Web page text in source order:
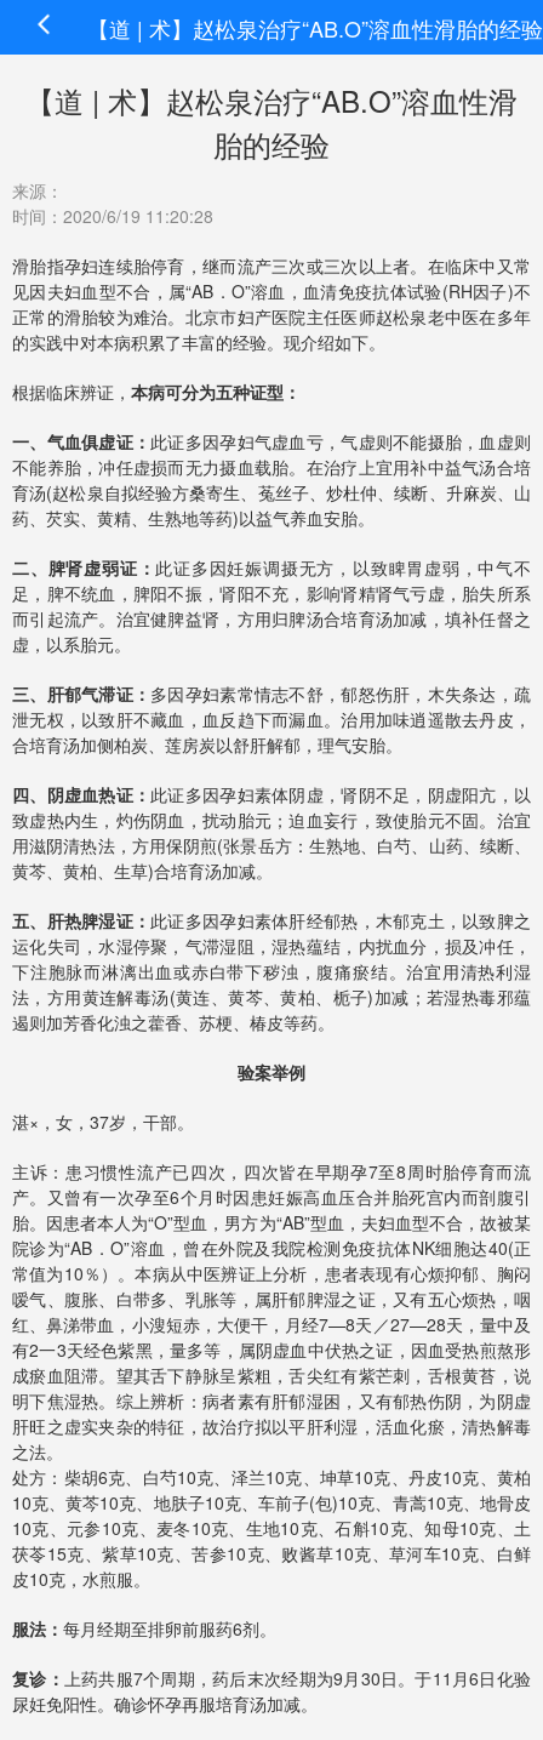
【道 | 术】赵松泉治疗“AB.O”溶血性滑胎的经验
【道 | 术】赵松泉治疗“AB.O”溶血性滑
胎的经验
来源：
时间：2020/6/19 11:20:28
滑胎指孕妇连续胎停育，继而流产三次或三次以上者。在临床中又常
见因夫妇血型不合，属“AB．O”溶血，血清免疫抗体试验(RH因子)不
正常的滑胎较为难治。北京市妇产医院主任医师赵松泉老中医在多年
的实践中对本病积累了丰富的经验。现介绍如下。
根据临床辨证， 本病可分为五种证型：
一、气血俱虚证： 此证多因孕妇气虚血亏，气虚则不能摄胎，血虚则
不能养胎，冲任虚损而无力摄血载胎。在治疗上宜用补中益气汤合培
育汤(赵松泉自拟经验方桑寄生、菟丝子、炒杜仲、续断、升麻炭、山
药、芡实、黄精、生熟地等药)以益气养血安胎。
二、脾肾虚弱证： 此证多因妊娠调摄无方，以致睥胃虚弱，中气不
足，脾不统血，脾阳不振，肾阳不充，影响肾精肾气亏虚，胎失所系
而引起流产。治宜健脾益肾，方用归脾汤合培育汤加减，填补任督之
虚，以系胎元。
三、肝郁气滞证： 多因孕妇素常情志不舒，郁怒伤肝，木失条达，疏
泄无权，以致肝不藏血，血反趋下而漏血。治用加味逍遥散去丹皮，
合培育汤加侧柏炭、莲房炭以舒肝解郁，理气安胎。
四、阴虚血热证： 此证多因孕妇素体阴虚，肾阴不足，阴虚阳亢，以
致虚热内生，灼伤阴血，扰动胎元；迫血妄行，致使胎元不固。治宜
用滋阴清热法，方用保阴煎(张景岳方：生熟地、白芍、山药、续断、
黄芩、黄柏、生草)合培育汤加减。
五、肝热脾湿证： 此证多因孕妇素体肝经郁热，木郁克土，以致脾之
运化失司，水湿停聚，气滞湿阻，湿热蕴结，内扰血分，损及冲任，
下注胞脉而淋漓出血或赤白带下秽浊，腹痛瘀结。治宜用清热利湿
法，方用黄连解毒汤(黄连、黄芩、黄柏、栀子)加减；若湿热毒邪蕴
遏则加芳香化浊之藿香、苏梗、椿皮等药。
验案举例
湛×，女，37岁，干部。
主诉：患习惯性流产已四次，四次皆在早期孕7至8周时胎停育而流
产。又曾有一次孕至6个月时因患妊娠高血压合并胎死宫内而剖腹引
胎。因患者本人为“O”型血，男方为“AB”型血，夫妇血型不合，故被某
院诊为“AB．O”溶血，曾在外院及我院检测免疫抗体NK细胞达40(正
常值为10％）。本病从中医辨证上分析，患者表现有心烦抑郁、胸闷
嗳气、腹胀、白带多、乳胀等，属肝郁脾湿之证，又有五心烦热，咽
红、鼻涕带血，小溲短赤，大便干，月经7—8天／27—28天，量中及
有2一3天经色紫黑，量多等，属阴虚血中伏热之证，因血受热煎熬形
成瘀血阻滞。望其舌下静脉呈紫粗，舌尖红有紫芒刺，舌根黄苔，说
明下焦湿热。综上辨析：病者素有肝郁湿困，又有郁热伤阴，为阴虚
肝旺之虚实夹杂的特征，故治疗拟以平肝利湿，活血化瘀，清热解毒
之法。
处方：柴胡6克、白芍10克、泽兰10克、坤草10克、丹皮10克、黄柏
10克、黄芩10克、地肤子10克、车前子(包)10克、青蒿10克、地骨皮
10克、元参10克、麦冬10克、生地10克、石斛10克、知母10克、土
茯苓15克、紫草10克、苦参10克、败酱草10克、草河车10克、白鲜
皮10克，水煎服。
服法： 每月经期至排卵前服药6剂。
复诊： 上药共服7个周期，药后末次经期为9月30日。于11月6日化验
尿妊免阳性。确诊怀孕再服培育汤加减。